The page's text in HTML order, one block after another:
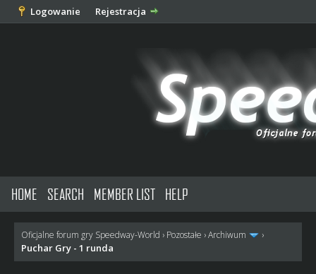
Logowanie Rejestracja
HOME SEARCH MEMBER LIST HELP
Oficjalne forum gry Speedway-World › Pozostałe ›Archiwum ›
Puchar Gry - 1 runda